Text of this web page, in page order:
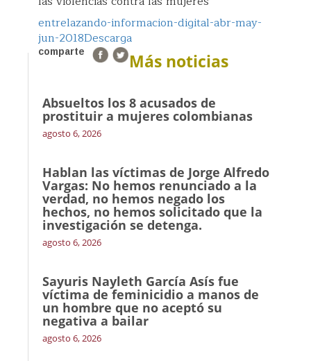
entrelazando-informacion-digital-abr-may-
jun-2018Descarga
comparte Más noticias
Absueltos los 8 acusados de
prostituir a mujeres colombianas
agosto 6, 2026
Hablan las víctimas de Jorge Alfredo
Vargas: No hemos renunciado a la
verdad, no hemos negado los
hechos, no hemos solicitado que la
investigación se detenga.
agosto 6, 2026
Sayuris Nayleth García Asís fue
víctima de feminicidio a manos de
un hombre que no aceptó su
negativa a bailar
agosto 6, 2026